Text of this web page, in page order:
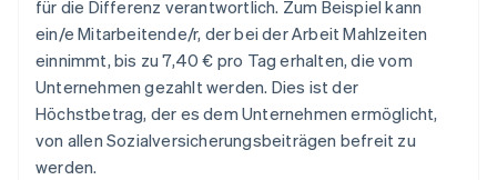
für die Differenz verantwortlich. Zum Beispiel kann
ein/e Mitarbeitende/r, der bei der Arbeit Mahlzeiten
einnimmt, bis zu 7,40 € pro Tag erhalten, die vom
Unternehmen gezahlt werden. Dies ist der
Höchstbetrag, der es dem Unternehmen ermöglicht,
von allen Sozialversicherungsbeiträgen befreit zu
werden.